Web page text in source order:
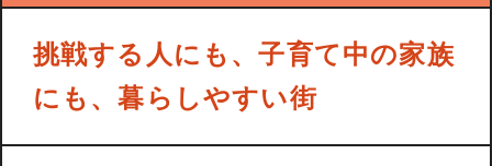
挑戦する人にも、子育て中の家族
にも、暮らしやすい街